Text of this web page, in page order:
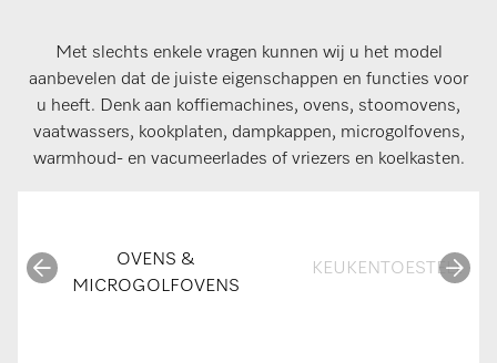
Met slechts enkele vragen kunnen wij u het model
aanbevelen dat de juiste eigenschappen en functies voor
u heeft. Denk aan koffiemachines, ovens, stoomovens,
vaatwassers, kookplaten, dampkappen, microgolfovens,
warmhoud- en vacumeerlades of vriezers en koelkasten.
OVENS &
MICROGOLFOVENS
KEUKENTOESTELLEN